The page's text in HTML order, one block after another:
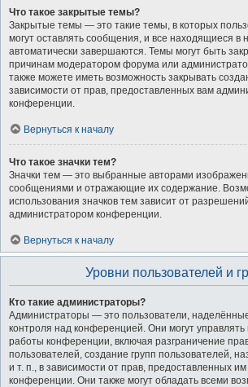
Что такое закрытые темы?
Закрытые темы — это такие темы, в которых
могут оставлять сообщения, и все находящиеся в
автоматически завершаются. Темы могут быть
причинам модератором форума или
также можете иметь возможность закрывать
зависимости от прав, предоставленных вам
конференции.
Вернуться к началу
Что такое значки тем?
Значки тем — это выбранные авторами
сообщениями и отражающие их содержание.
использования значков тем зависит от
администратором конференции.
Вернуться к началу
Уровни пользователей и
Кто такие администраторы?
Администраторы — это пользователи,
контроля над конференцией. Они могут управлять
работы конференции, включая разграничение
пользователей, создание групп пользователей,
и т. п., в зависимости от прав, предоставленных
конференции. Они также могут обладать всеми